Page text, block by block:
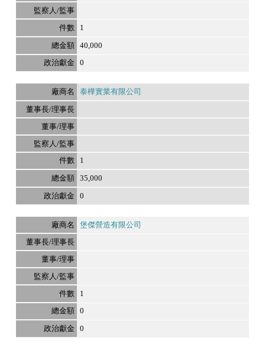
1
40,000
0
泰樺實業有限公司
1
35,000
0
堡傑營造有限公司
1
0
0